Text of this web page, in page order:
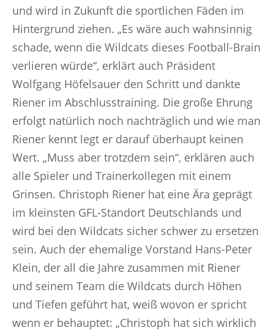
und wird in Zukunft die sportlichen Fäden im
Hintergrund ziehen. „Es wäre auch wahnsinnig
schade, wenn die Wildcats dieses Football-Brain
verlieren würde“, erklärt auch Präsident
Wolfgang Höfelsauer den Schritt und dankte
Riener im Abschlusstraining. Die große Ehrung
erfolgt natürlich noch nachträglich und wie man
Riener kennt legt er darauf überhaupt keinen
Wert. „Muss aber trotzdem sein“, erklären auch
alle Spieler und Trainerkollegen mit einem
Grinsen. Christoph Riener hat eine Ära geprägt
im kleinsten GFL-Standort Deutschlands und
wird bei den Wildcats sicher schwer zu ersetzen
sein. Auch der ehemalige Vorstand Hans-Peter
Klein, der all die Jahre zusammen mit Riener
und seinem Team die Wildcats durch Höhen
und Tiefen geführt hat, weiß wovon er spricht
wenn er behauptet: „Christoph hat sich wirklich